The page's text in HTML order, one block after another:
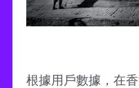
根據用戶數據，在